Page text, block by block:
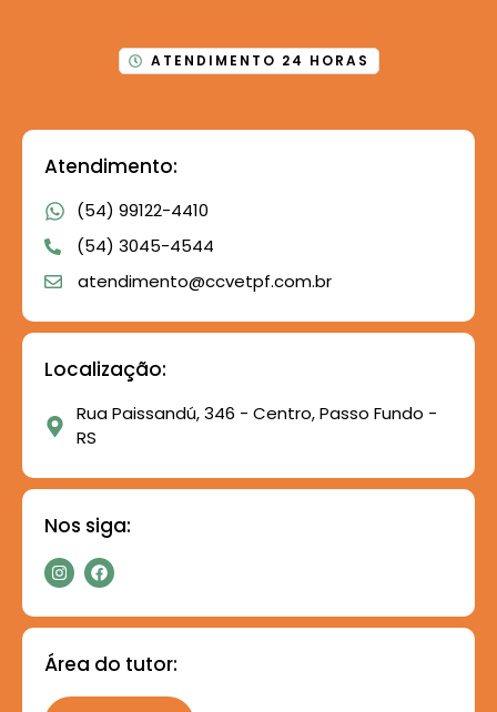
ATENDIMENTO 24 HORAS
Atendimento:
(54) 99122-4410
(54) 3045-4544
atendimento@ccvetpf.com.br
Localização:
Rua Paissandú, 346 - Centro, Passo Fundo -
RS
Nos siga:
Área do tutor: